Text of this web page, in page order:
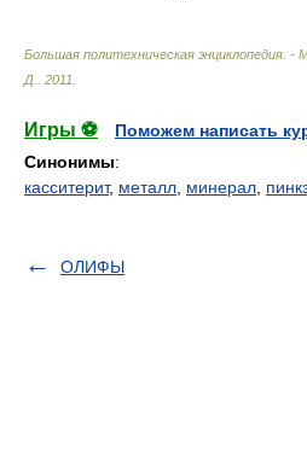
Большая политехническая энциклопедия. -
Д.
2011
Игры ⚽
Поможем написать
Синонимы:
касситерит, металл минерал
ОЛИФЫ